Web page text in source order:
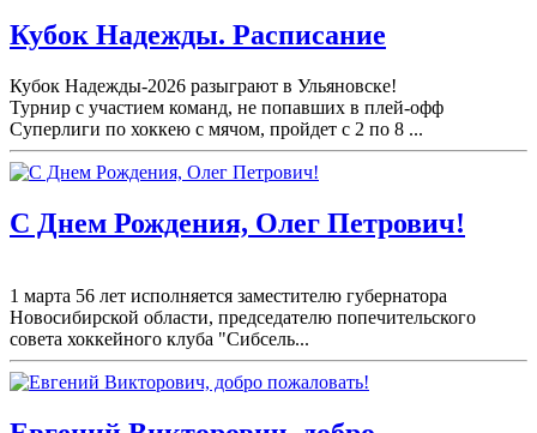
Кубок Надежды. Расписание
Кубок Надежды-2026 разыграют в Ульяновске!
Турнир с участием команд, не попавших в плей-офф
Суперлиги по хоккею с мячом, пройдет с 2 по 8 ...
С Днем Рождения, Олег Петрович!
1 марта 56 лет исполняется заместителю губернатора
Новосибирской области, председателю попечительского
совета хоккейного клуба "Сибсель...